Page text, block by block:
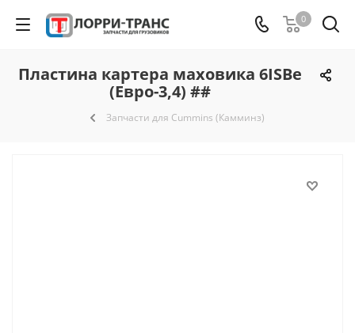
0
Пластина картера маховика 6ISBe
(Евро-3,4) ##
Запчасти для Cummins (Камминз)